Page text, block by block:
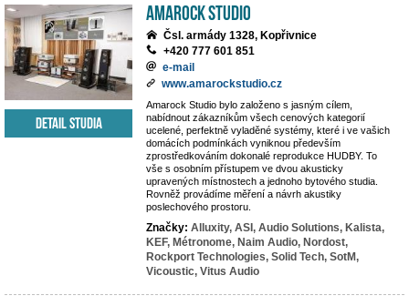
Amarock Studio
Čsl. armády 1328, Kopřivnice
+420 777 601 851
e-mail
www.amarockstudio.cz
Amarock Studio bylo založeno s jasným cílem,
nabídnout zákazníkům všech cenových kategorií
ucelené, perfektně vyladěné systémy, které i ve vašich
domácích podmínkách vyniknou především
zprostředkováním dokonalé reprodukce HUDBY. To
vše s osobním přístupem ve dvou akusticky
upravených místnostech a jednoho bytového studia.
Rovněž provádíme měření a návrh akustiky
poslechového prostoru.
Značky: Alluxity, ASI, Audio Solutions, Kalista,
KEF, Métronome, Naim Audio, Nordost,
Rockport Technologies, Solid Tech, SotM,
Vicoustic, Vitus Audio
Detail studia